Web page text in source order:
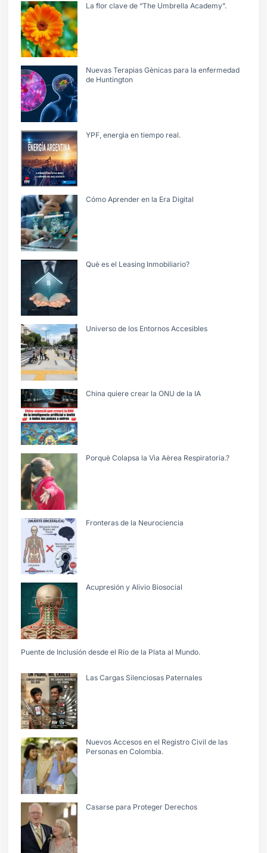
La flor clave de “The Umbrella Academy”.
Nuevas Terapias Gènicas para la enfermedad
de Huntington
YPF, energìa en tiempo real.
Cómo Aprender en la Era Digital
Què es el Leasing Inmobiliario?
Universo de los Entornos Accesibles
China quiere crear la ONU de la IA
Porquè Colapsa la Vìa Aèrea Respiratoria.?
Fronteras de la Neurociencia
Acupresión y Alivio Biosocial
Puente de Inclusión desde el Río de la Plata al Mundo.
Las Cargas Silenciosas Paternales
Nuevos Accesos en el Registro Civil de las
Personas en Colombia.
Casarse para Proteger Derechos